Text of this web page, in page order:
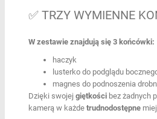
✅ TRZY WYMIENNE
W zestawie znajdują się 3 końcówki:
haczyk
lusterko do podglądu
magnes do podnoszenia
Dzięki swojej giętkościbez żadnych
kamerą w każde trudnodostępne